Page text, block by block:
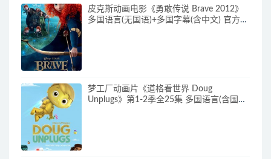
皮克斯动画电影《勇敢传说 Brave 2012》
多国语言(无国语)+多国字幕(含中文) 官方纯
梦工厂动画片《道格看世界 Doug
Unplugs》第1-2季全25集 多国语言(含国